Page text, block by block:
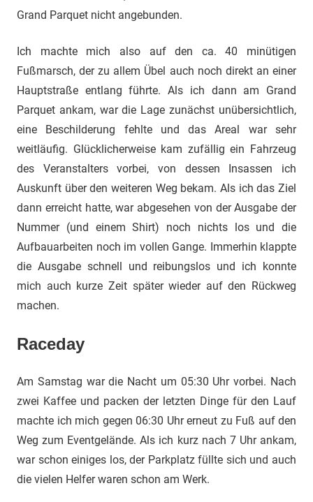
Grand Parquet nicht angebunden.
Ich machte mich also auf den ca. 40 minütigen
Fußmarsch, der zu allem Übel auch noch direkt an einer
Hauptstraße entlang führte. Als ich dann am Grand
Parquet ankam, war die Lage zunächst unübersichtlich,
eine Beschilderung fehlte und das Areal war sehr
weitläufig. Glücklicherweise kam zufällig ein Fahrzeug
des Veranstalters vorbei, von dessen Insassen ich
Auskunft über den weiteren Weg bekam. Als ich das Ziel
dann erreicht hatte, war abgesehen von der Ausgabe der
Nummer (und einem Shirt) noch nichts los und die
Aufbauarbeiten noch im vollen Gange. Immerhin klappte
die Ausgabe schnell und reibungslos und ich konnte
mich auch kurze Zeit später wieder auf den Rückweg
machen.
Raceday
Am Samstag war die Nacht um 05:30 Uhr vorbei. Nach
zwei Kaffee und packen der letzten Dinge für den Lauf
machte ich mich gegen 06:30 Uhr erneut zu Fuß auf den
Weg zum Eventgelände. Als ich kurz nach 7 Uhr ankam,
war schon einiges los, der Parkplatz füllte sich und auch
die vielen Helfer waren schon am Werk.